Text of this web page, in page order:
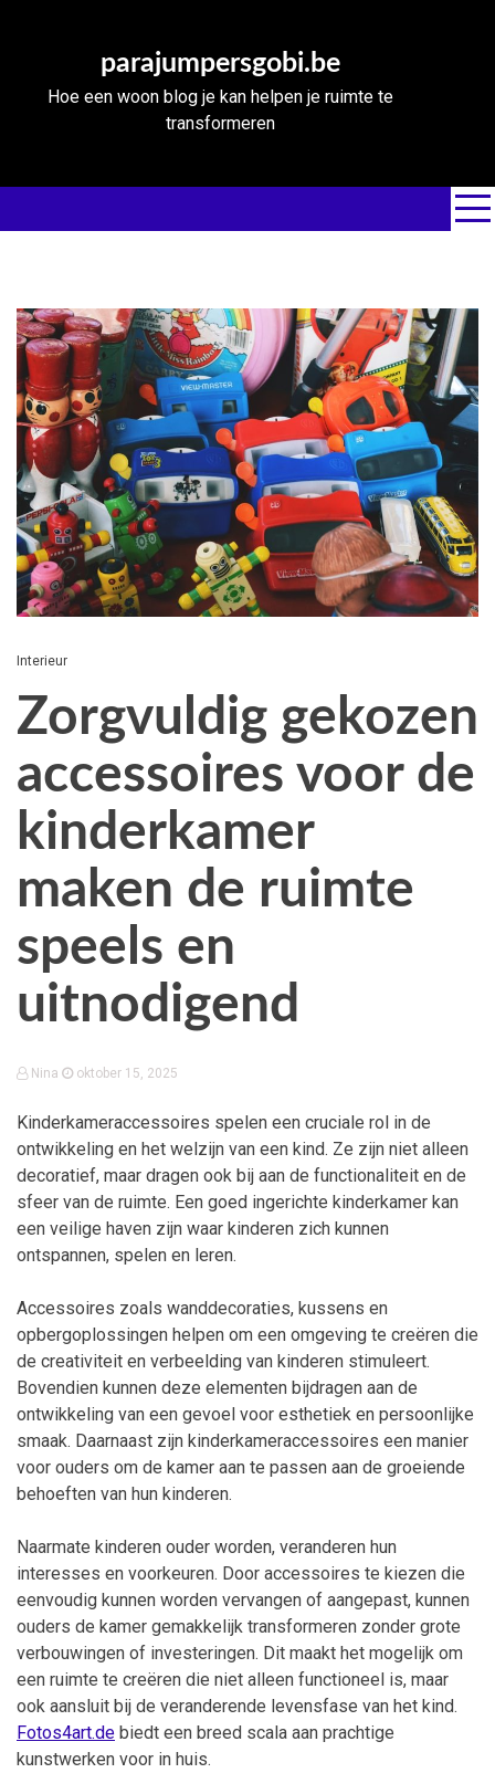
parajumpersgobi.be
Hoe een woon blog je kan helpen je ruimte te
transformeren
Interieur
Zorgvuldig gekozen
accessoires voor de
kinderkamer
maken de ruimte
speels en
uitnodigend
Nina oktober 15, 2025
Kinderkameraccessoires spelen een cruciale rol in de
ontwikkeling en het welzijn van een kind. Ze zijn niet alleen
decoratief, maar dragen ook bij aan de functionaliteit en de
sfeer van de ruimte. Een goed ingerichte kinderkamer kan
een veilige haven zijn waar kinderen zich kunnen
ontspannen, spelen en leren.
Accessoires zoals wanddecoraties, kussens en
opbergoplossingen helpen om een omgeving te creëren die
de creativiteit en verbeelding van kinderen stimuleert.
Bovendien kunnen deze elementen bijdragen aan de
ontwikkeling van een gevoel voor esthetiek en persoonlijke
smaak. Daarnaast zijn kinderkameraccessoires een manier
voor ouders om de kamer aan te passen aan de groeiende
behoeften van hun kinderen.
Naarmate kinderen ouder worden, veranderen hun
interesses en voorkeuren. Door accessoires te kiezen die
eenvoudig kunnen worden vervangen of aangepast, kunnen
ouders de kamer gemakkelijk transformeren zonder grote
verbouwingen of investeringen. Dit maakt het mogelijk om
een ruimte te creëren die niet alleen functioneel is, maar
ook aansluit bij de veranderende levensfase van het kind.
Fotos4art.de biedt een breed scala aan prachtige
kunstwerken voor in huis.